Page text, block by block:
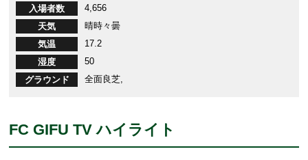
入場者数
4,656
天気
晴時々曇
気温
17.2
湿度
50
グラウンド
全面良芝,
FC GIFU TV ハイライト